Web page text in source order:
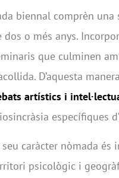
biennal comprèn
dos o més anys.
que culminen
D’aquesta
artístics i
específiques
seu caràcter nòmada és
psicològic i